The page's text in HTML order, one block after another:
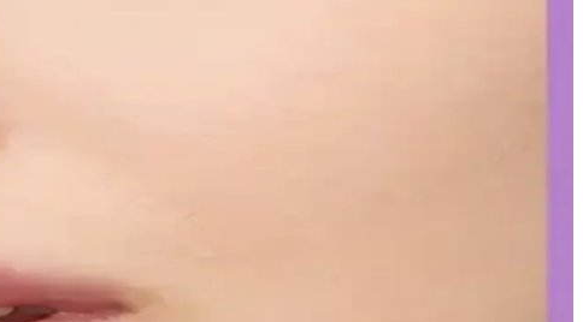
iyileşme gözlemlerken, bazı ciltlerde olumsuz reaksiyonlar görülebilir.
anahtarı olan bu teknolojiyi yakından inceleyin.
katmanlar ve uygun tonlar ile göz altlarınızda doğal parlaklık